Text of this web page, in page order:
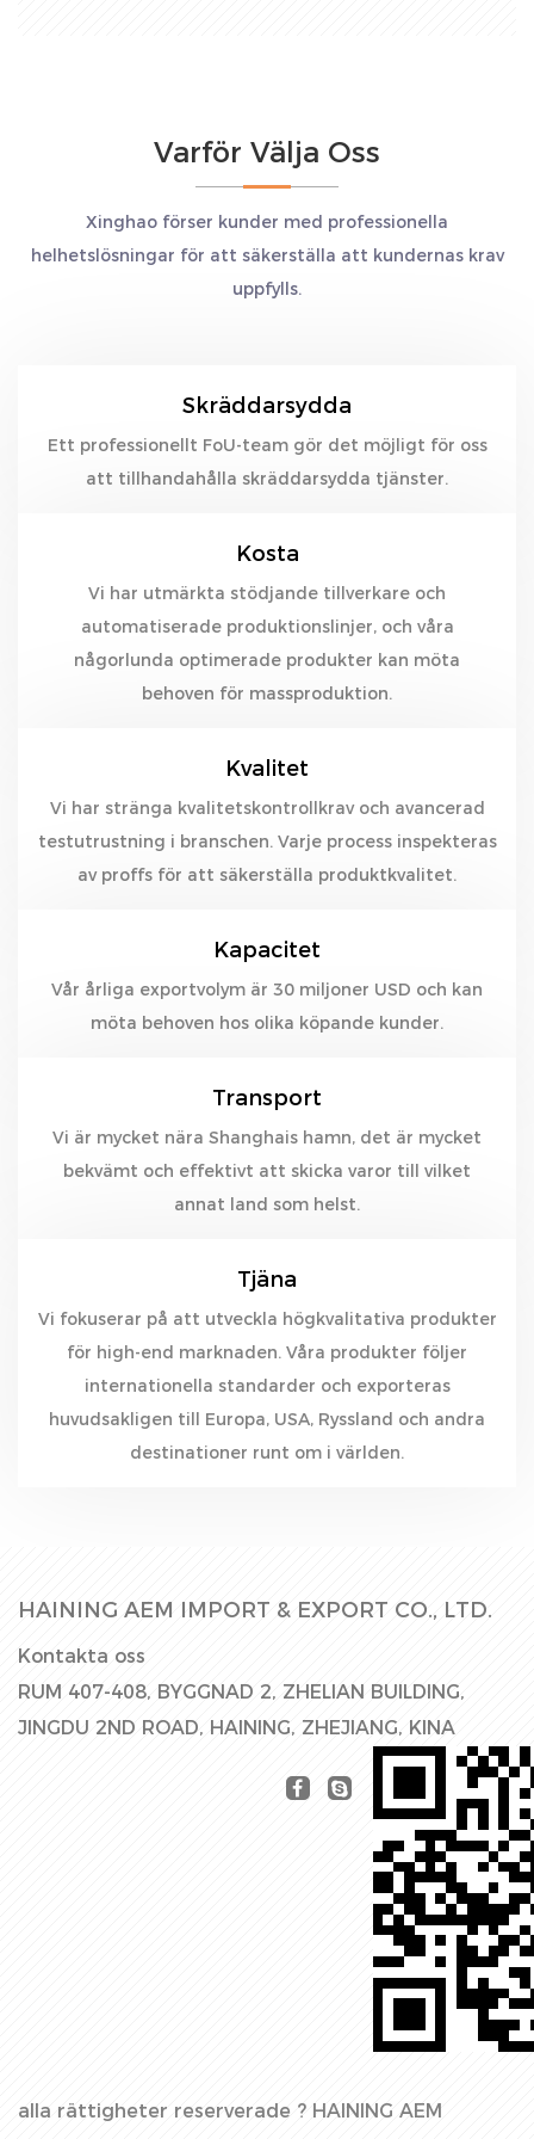
Varför Välja Oss
Xinghao förser kunder med professionella
helhetslösningar för att säkerställa att kundernas krav
uppfylls.
Skräddarsydda
Ett professionellt FoU-team gör det möjligt för oss
att tillhandahålla skräddarsydda tjänster.
Kosta
Vi har utmärkta stödjande tillverkare och
automatiserade produktionslinjer, och våra
någorlunda optimerade produkter kan möta
behoven för massproduktion.
Kvalitet
Vi har stränga kvalitetskontrollkrav och avancerad
testutrustning i branschen. Varje process inspekteras
av proffs för att säkerställa produktkvalitet.
Kapacitet
Vår årliga exportvolym är 30 miljoner USD och kan
möta behoven hos olika köpande kunder.
Transport
Vi är mycket nära Shanghais hamn, det är mycket
bekvämt och effektivt att skicka varor till vilket
annat land som helst.
Tjäna
Vi fokuserar på att utveckla högkvalitativa produkter
för high-end marknaden. Våra produkter följer
internationella standarder och exporteras
huvudsakligen till Europa, USA, Ryssland och andra
destinationer runt om i världen.
HAINING AEM IMPORT & EXPORT CO., LTD.
Kontakta oss
RUM 407-408, BYGGNAD 2, ZHELIAN BUILDING,
JINGDU 2ND ROAD, HAINING, ZHEJIANG, KINA
alla rättigheter reserverade ? HAINING AEM